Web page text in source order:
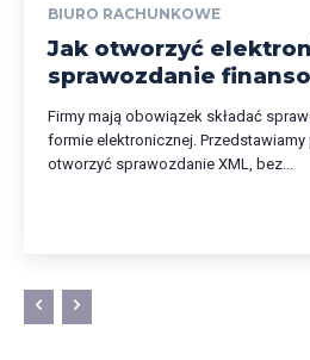
BIURO RACHUNKOWE
Jak otworzyć
sprawozdanie
Firmy mają obowiązek składać
formie elektronicznej.
otworzyć sprawozdanie XML, bez...